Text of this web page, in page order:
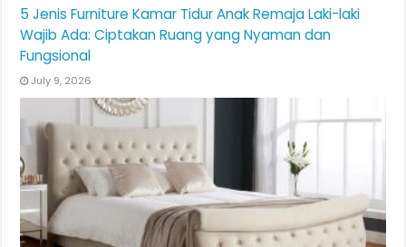
5 Jenis Furniture Kamar Tidur Anak Remaja Laki-laki
Wajib Ada: Ciptakan Ruang yang Nyaman dan
Fungsional
July 9, 2026